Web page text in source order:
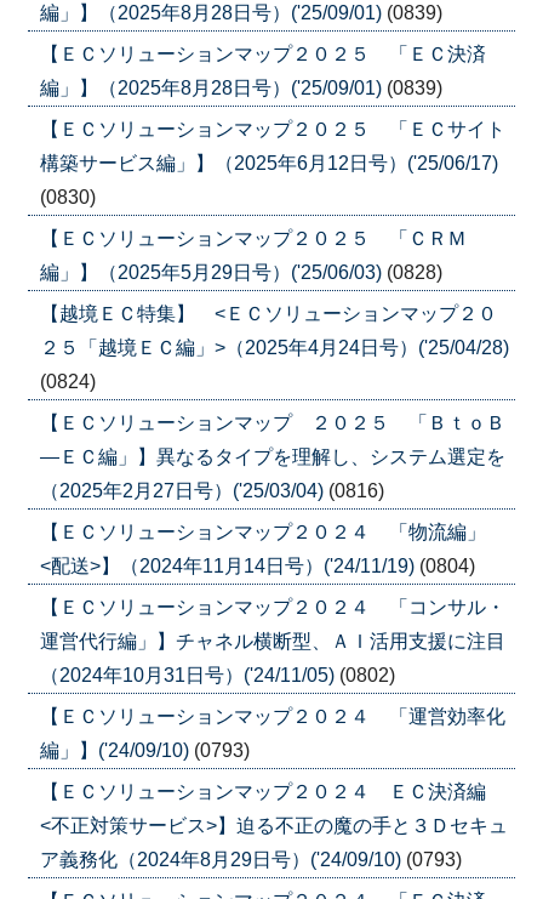
編」】（2025年8月28日号）('25/09/01) (0839)
【ＥＣソリューションマップ２０２５ 「ＥＣ決済
編」】（2025年8月28日号）('25/09/01) (0839)
【ＥＣソリューションマップ２０２５ 「ＥＣサイト
構築サービス編」】（2025年6月12日号）('25/06/17)
(0830)
【ＥＣソリューションマップ２０２５ 「ＣＲＭ
編」】（2025年5月29日号）('25/06/03) (0828)
【越境ＥＣ特集】 <ＥＣソリューションマップ２０
２５「越境ＥＣ編」>（2025年4月24日号）('25/04/28)
(0824)
【ＥＣソリューションマップ ２０２５ 「ＢｔｏＢ
―ＥＣ編」】異なるタイプを理解し、システム選定を
（2025年2月27日号）('25/03/04) (0816)
【ＥＣソリューションマップ２０２４ 「物流編」
<配送>】（2024年11月14日号）('24/11/19) (0804)
【ＥＣソリューションマップ２０２４ 「コンサル・
運営代行編」】チャネル横断型、ＡＩ活用支援に注目
（2024年10月31日号）('24/11/05) (0802)
【ＥＣソリューションマップ２０２４ 「運営効率化
編」】('24/09/10) (0793)
【ＥＣソリューションマップ２０２４ ＥＣ決済編
<不正対策サービス>】迫る不正の魔の手と３Ｄセキュ
ア義務化（2024年8月29日号）('24/09/10) (0793)